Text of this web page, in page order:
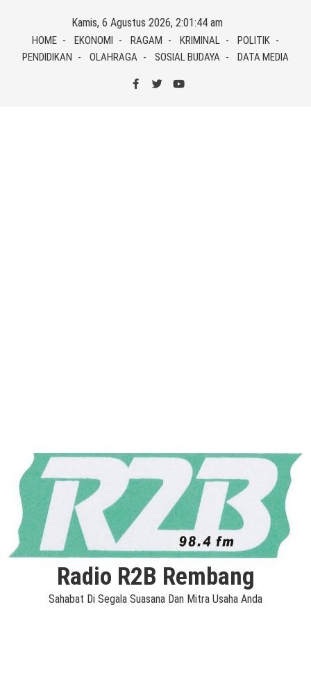
content
Kamis, 6 Agustus 2026, 2:01:45 am
HOME EKONOMI RAGAM KRIMINAL
POLITIK
PENDIDIKAN
OLAHRAGA SOSIAL BUDAYA DATA MEDIA
Radio R2B Rembang
Sahabat Di Segala Suasana Dan Mitra Usaha Anda